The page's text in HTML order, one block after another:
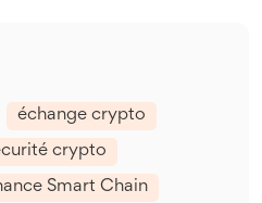
échange crypto
crypto
Smart Chain